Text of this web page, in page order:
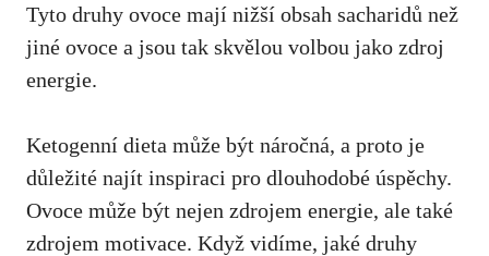
Tyto druhy ovoce mají nižší obsah sacharidů než⁣
jiné ovoce a ⁣jsou tak skvělou volbou jako ​zdroj
⁢energie.
Ketogenní dieta může být náročná, a proto je⁢
důležité najít inspiraci‌ pro dlouhodobé⁤ úspěchy.
Ovoce může být nejen zdrojem energie, ale také
zdrojem motivace. Když vidíme, jaké druhy ​